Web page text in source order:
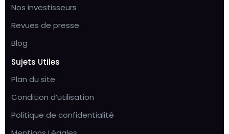
Nos investisseurs
Revues de presse
Blog
Sujets Utiles
Plan du site
Condition d’utilisation
Politique de confidentialité